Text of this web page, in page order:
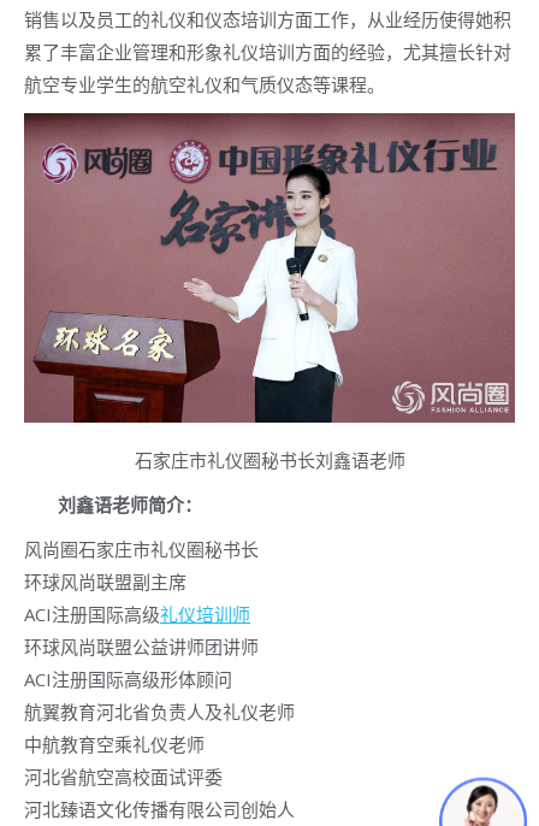
销售以及员工的礼仪和仪态培训方面工作，从业经历使得她积
累了丰富企业管理和形象礼仪培训方面的经验，尤其擅长针对
航空专业学生的航空礼仪和气质仪态等课程。
石家庄市礼仪圈秘书长刘鑫语老师
刘鑫语老师简介：
风尚圈石家庄市礼仪圈秘书长
环球风尚联盟副主席
ACI注册国际高级礼仪培训师
环球风尚联盟公益讲师团讲师
ACI注册国际高级形体顾问
航翼教育河北省负责人及礼仪老师
中航教育空乘礼仪老师
河北省航空高校面试评委
河北臻语文化传播有限公司创始人